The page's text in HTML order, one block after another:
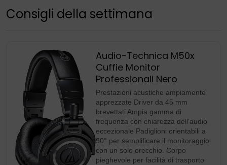
Consigli della settimana
Audio-Technica M50x
Cuffie Monitor
Professionali Nero
Prestazioni acustiche ampiamente
apprezzate Driver da 45 mm
brevettati Ampia gamma di
frequenza con chiarezza dell’audio
eccezionale Padiglioni orientabili a
90° per semplificare il monitoraggio
con un solo orecchio. Corpo
pieghevole per facilità di trasporto